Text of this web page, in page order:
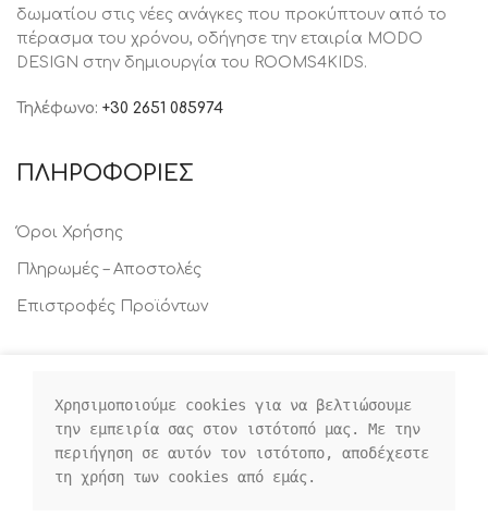
δωματίου στις νέες ανάγκες που προκύπτουν από το
πέρασμα του χρόνου, oδήγησε την εταιρία MODO
DESIGN στην δημιουργία του ROOMS4KIDS.
Τηλέφωνο: +30 2651 085974
ΠΛΗΡΟΦΟΡΙΕΣ
Όροι Χρήσης
Πληρωμές – Αποστολές
Επιστροφές Προϊόντων
Προσωπικά Δεδομένα & Ασφάλεια
Πολιτική Απορρήτου
Χρησιμοποιούμε cookies για να βελτιώσουμε
την εμπειρία σας στον ιστότοπό μας. Με την
περιήγηση σε αυτόν τον ιστότοπο, αποδέχεστε
τη χρήση των cookies από εμάς.